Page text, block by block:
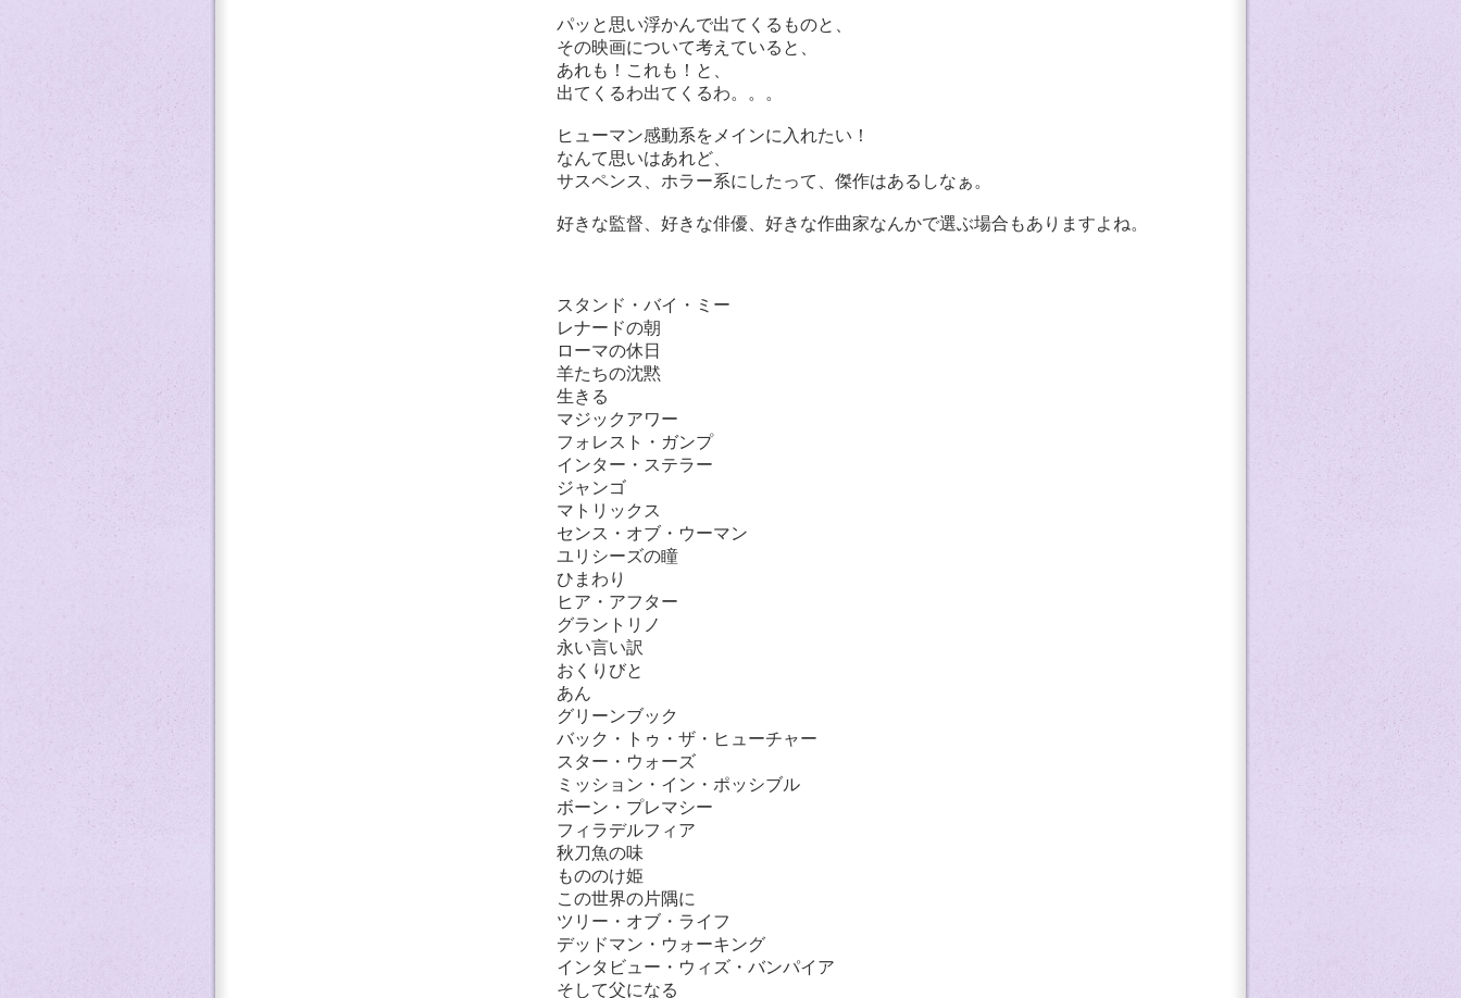
パッと思い浮かんで出てくるものと、
その映画について考えていると、
あれも！これも！と、
出てくるわ出てくるわ。。。
ヒューマン感動系をメインに入れたい！
なんて思いはあれど、
サスペンス、ホラー系にしたって、傑作はあるしなぁ。
好きな監督、好きな俳優、好きな作曲家なんかで選ぶ場合もありますよね。
スタンド・バイ・ミー
レナードの朝
ローマの休日
羊たちの沈黙
生きる
マジックアワー
フォレスト・ガンプ
インター・ステラー
ジャンゴ
マトリックス
センス・オブ・ウーマン
ユリシーズの瞳
ひまわり
ヒア・アフター
グラントリノ
永い言い訳
おくりびと
あん
グリーンブック
バック・トゥ・ザ・ヒューチャー
スター・ウォーズ
ミッション・イン・ポッシブル
ボーン・プレマシー
フィラデルフィア
秋刀魚の味
もののけ姫
この世界の片隅に
ツリー・オブ・ライフ
デッドマン・ウォーキング
インタビュー・ウィズ・バンパイア
そして父になる